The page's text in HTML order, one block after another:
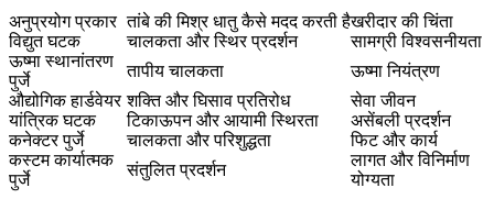
अनुप्रयोग प्रकार तांबे की मिश्र धातु कैसे मदद करती हैखरीदार की चिंता
विद्युत घटक
चालकता और स्थिर प्रदर्शन
सामग्री विश्वसनीयता
ऊष्मा स्थानांतरण
पुर्जे
तापीय चालकता
ऊष्मा नियंत्रण
औद्योगिक हार्डवेयर शक्ति और घिसाव प्रतिरोध
सेवा जीवन
यांत्रिक घटक
टिकाऊपन और आयामी स्थिरता
असेंबली प्रदर्शन
कनेक्टर पुर्जे
चालकता और परिशुद्धता
फिट और कार्य
कस्टम कार्यात्मक
पुर्जे
संतुलित प्रदर्शन
लागत और विनिर्माण
योग्यता